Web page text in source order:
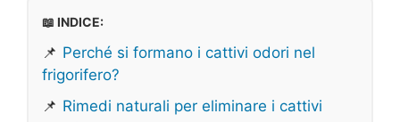
📖 INDICE:
📌 Perché si formano i cattivi odori nel
frigorifero?
📌 Rimedi naturali per eliminare i cattivi